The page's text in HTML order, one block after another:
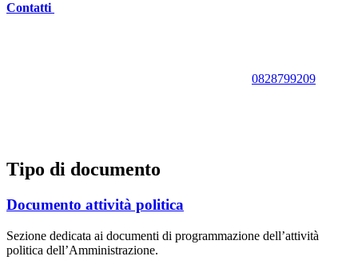
Contatti
0828799209
Tipo di documento
Documento attività politica
Sezione dedicata ai documenti di programmazione dell’attività
politica dell’Amministrazione.